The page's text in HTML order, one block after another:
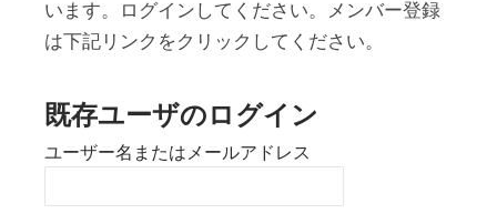
います。ログインしてください。メンバー登録
は下記リンクをクリックしてください。
既存ユーザのログイン
ユーザー名またはメールアドレス